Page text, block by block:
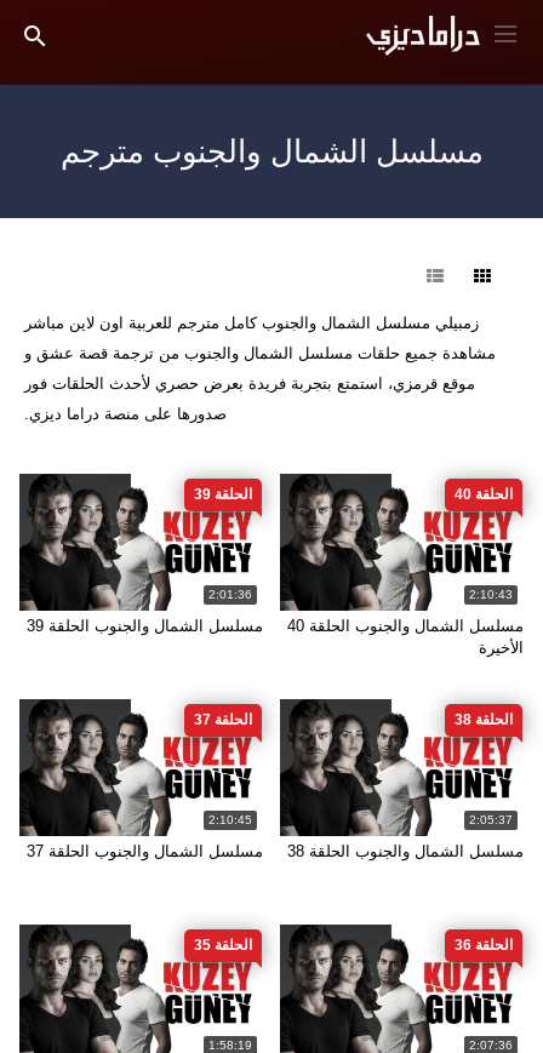
مسلسل الشمال والجنوب مترجم
زمبيلي مسلسل الشمال والجنوب كامل مترجم للعربية اون لاين مباشر
مشاهدة جميع حلقات مسلسل الشمال والجنوب من ترجمة قصة عشق و
موقع قرمزي، استمتع بتجربة فريدة بعرض حصري لأحدث الحلقات فور
صدورها على منصة دراما ديزي.
2:10:43
الحلقة 40
مسلسل الشمال والجنوب الحلقة 40
الأخيرة
2:01:36
الحلقة 39
مسلسل الشمال والجنوب الحلقة 39
2:05:37
الحلقة 38
مسلسل الشمال والجنوب الحلقة 38
2:10:45
الحلقة 37
مسلسل الشمال والجنوب الحلقة 37
2:07:36
الحلقة 36
1:58:19
الحلقة 35